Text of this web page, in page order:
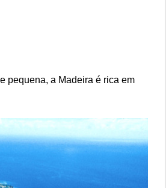
pequena, a Madeira é rica em